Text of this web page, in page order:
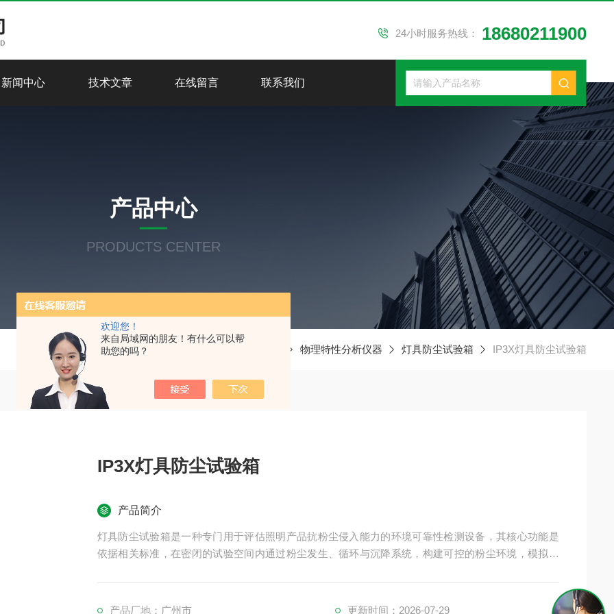
欢迎您！
来自局域网的朋友！有什么可以帮
助您的吗？
24小时服务热线： 18680211900
新闻中心 技术文章 在线留言 联系我们
产品中心
PRODUCTS CENTER
物理特性分析仪器 灯具防尘试验箱 IP3X灯具防尘试验箱
IP3X灯具防尘试验箱
产品简介
灯具防尘试验箱是一种专门用于评估照明产品抗粉尘侵入能力的环境可靠性检测设备，其核心功能是
依据相关标准，在密闭的试验空间内通过粉尘发生、循环与沉降系统，构建可控的粉尘环境，模拟灯
产品厂地：广州市 更新时间：2026-07-29